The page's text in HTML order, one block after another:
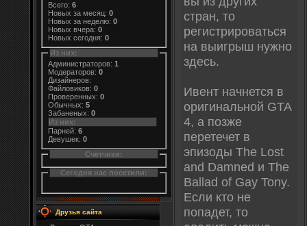
Всего: 6
Новых за месяц: 0
Новых за неделю: 0
Новых вчера: 0
Новых сегодня: 0
Из них:
Администраторов: 1
Модераторов: 0
Дизайнеров:
Файловиков: 0
Проверенных: 0
Обычных: 5
Забаненых: 0
Из них:
Парней: 6
Девушек: 0
Счетчики:
Сегодня нас посетили:
Друзья сайта
стран, то
регистрироваться
на выигрыш нужно
здесь.
Ивент начнется в
оригинальной GTA
4, а позже
перетечет в
эпизоды The Lost
and Damned и The
Ballad of Gay Tony.
Если кто не
попадет, то